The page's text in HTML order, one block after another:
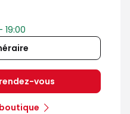
19:00
vous